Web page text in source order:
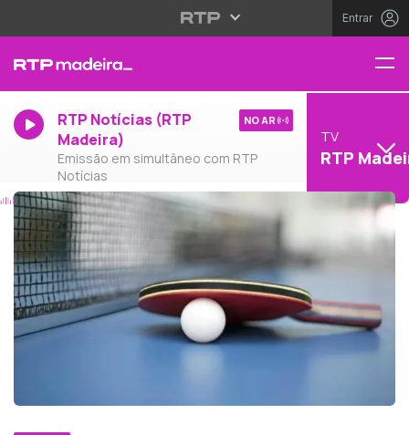
Entrar
RTP Notícias (RTP
Madeira)
Emissão em simultâneo com RTP
Notícias
NO AR
TV
RTP